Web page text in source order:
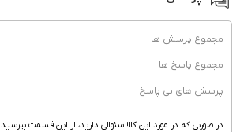
مجموع پرسش ها
مجموع پاسخ ها
پرسش های بی پاسخ
در صورتی که در مورد این کالا سئوالی دارید، از این قسمت بپرسید